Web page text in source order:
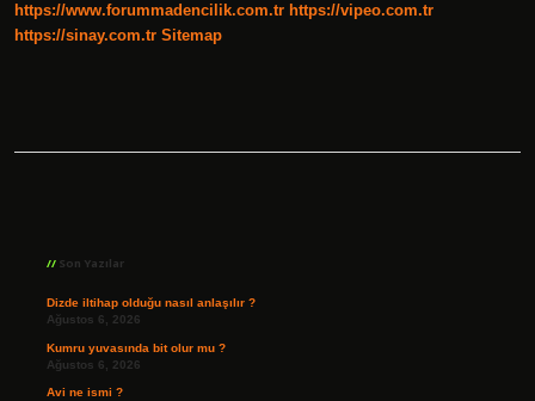
https://www.forummadencilik.com.tr https://vipeo.com.tr
https://sinay.com.tr Sitemap
Son Yazılar
Dizde iltihap olduğu nasıl anlaşılır ?
Ağustos 6, 2026
Kumru yuvasında bit olur mu ?
Ağustos 6, 2026
Avi ne ismi ?